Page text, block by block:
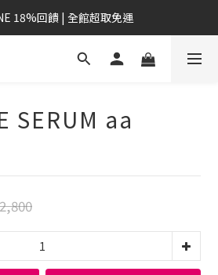
18%回饋 | 全館超取免運
SERUM aa